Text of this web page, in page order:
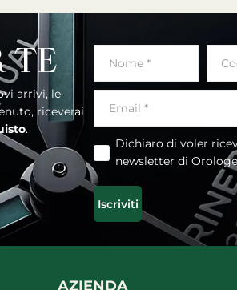
TE
riceverai
.
Dichiaro di voler ricevere la
newsletter di
Iscriviti
AZIENDA